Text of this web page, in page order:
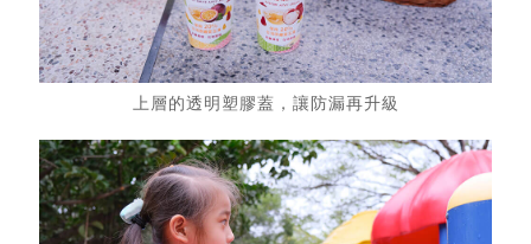
上層的透明塑膠蓋，讓防漏再升級